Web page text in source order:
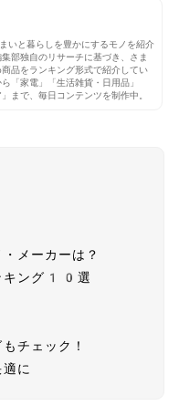
いと暮らしを豊かにするモノを紹介
部独自のリサーチに基づき、さま
品をランキング形式で紹介してい
「家電」「生活雑貨・日用品」
まで、毎日コンテンツを制作中。
メーカーは？
キング10選
チェック！
に